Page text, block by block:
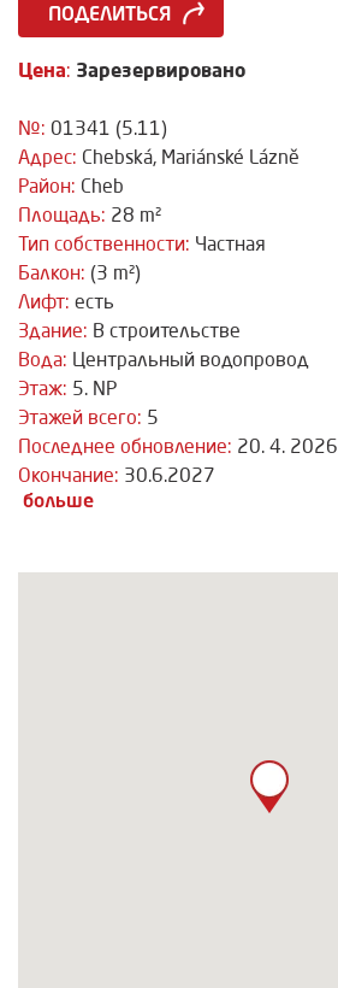
ПОДЕЛИТЬСЯ
Цена: Зарезервировано
№: 01341 (5.11)
Адрес: Chebská, Mariánské Lázně
Район: Cheb
Площадь: 28 m²
Тип собственности: Частная
Балкон: (3 m²)
Лифт: есть
Здание: В строительстве
Вода: Центральный водопровод
Этаж: 5. NP
Этажей всего: 5
Последнее обновление: 20. 4. 2026
Окончание: 30.6.2027
больше